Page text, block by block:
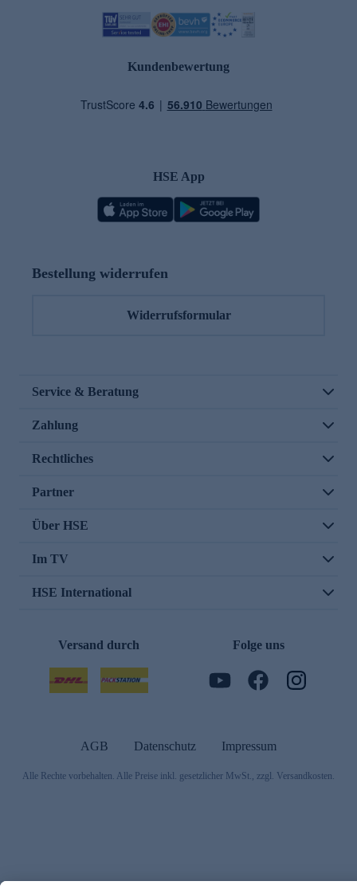
Kundenbewertung
HSE App
Bestellung widerrufen
Widerrufsformular
Service & Beratung
Zahlung
Rechtliches
Partner
Über HSE
Im TV
HSE International
Versand durch Folge uns
AGB Datenschutz Impressum
Alle Rechte vorbehalten. Alle Preise inkl. gesetzlicher MwSt., zzgl. Versandkosten.